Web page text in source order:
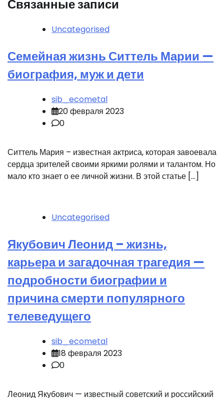
Связанные записи
Uncategorised
Семейная жизнь Ситтель Марии —
биография, муж и дети
sib_ecometal
20 февраля 2023
0
Ситтель Мария – известная актриса, которая завоевала
сердца зрителей своими яркими ролями и талантом. Но
мало кто знает о ее личной жизни. В этой статье […]
Uncategorised
Якубович Леонид – жизнь,
карьера и загадочная трагедия —
подробности биографии и
причина смерти популярного
телеведущего
sib_ecometal
18 февраля 2023
0
Леонид Якубович — известный советский и российский